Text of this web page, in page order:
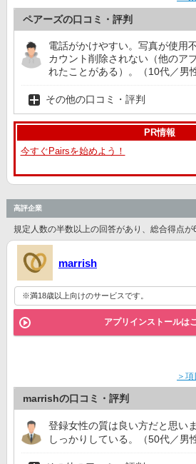
ペアーズの口コミ・評判
電話がかけやすい。写真が使用
カウント削除されない（他のア
れたことがある）。（10代／男
その他の口コミ・評判
PR情報
今すぐPairsを始めよう！
高評企業
規定人数の半数以上の回答があり、総合得点が
marrish
※満18歳以上向けのサービスです。
アプリインストールは
＞
marrishの口コミ・評判
登録女性の質は良い方だと思い
しっかりしている。（50代／男